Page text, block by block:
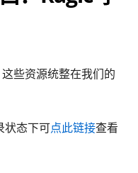
些资源统整在我们的
状态下可点此链接查看